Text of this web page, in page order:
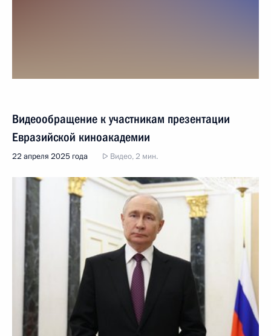
Видеообращение к участникам презентации
Евразийской киноакадемии
22 апреля 2025 года Видео, 2 мин.